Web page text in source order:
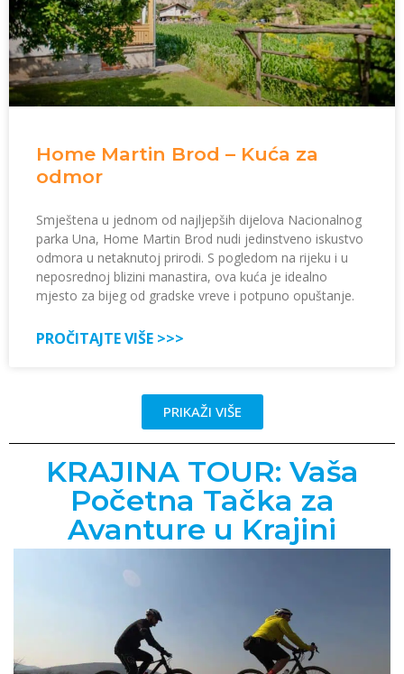
Home Martin Brod – Kuća za
odmor
Smještena u jednom od najljepših dijelova Nacionalnog
parka Una, Home Martin Brod nudi jedinstveno iskustvo
odmora u netaknutoj prirodi. S pogledom na rijeku i u
neposrednoj blizini manastira, ova kuća je idealno
mjesto za bijeg od gradske vreve i potpuno opuštanje.
PROČITAJTE VIŠE >>>
PRIKAŽI VIŠE
KRAJINA TOUR: Vaša
Početna Tačka za
Avanture u Krajini